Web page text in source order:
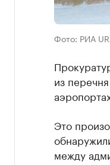
Фото: РИА
из
Это
между